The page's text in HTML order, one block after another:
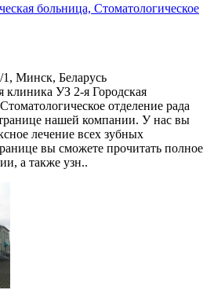
больница, Стоматологическое
1, Минск, Беларусь
клиника УЗ 2-я Городская
отделение рада
нашей компании. У нас вы
лечение всех зубных
вы сможете прочитать полное
а также узн..